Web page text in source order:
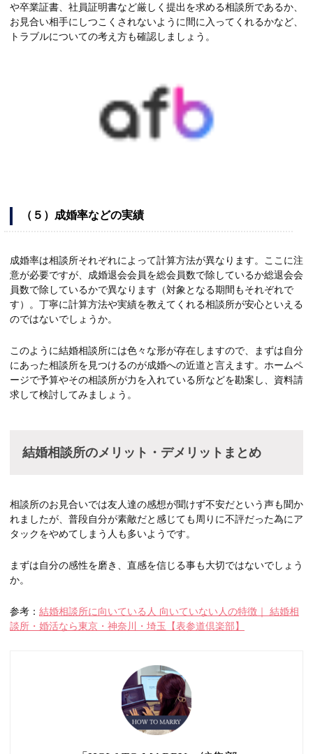
や卒業証書、社員証明書など厳しく提出を求める相談所であるか、
お見合い相手にしつこくされないように間に入ってくれるかなど、
トラブルについての考え方も確認しましょう。
（５）成婚率などの実績
成婚率は相談所それぞれによって計算方法が異なります。ここに注
意が必要ですが、成婚退会会員を総会員数で除しているか総退会会
員数で除しているかで異なります（対象となる期間もそれぞれで
す）。丁寧に計算方法や実績を教えてくれる相談所が安心といえる
のではないでしょうか。
このように結婚相談所には色々な形が存在しますので、まずは自分
にあった相談所を見つけるのが成婚への近道と言えます。ホームペ
ージで予算やその相談所が力を入れている所などを勘案し、資料請
求して検討してみましょう。
結婚相談所のメリット・デメリットまとめ
相談所のお見合いでは友人達の感想が聞けず不安だという声も聞か
れましたが、普段自分が素敵だと感じても周りに不評だった為にア
タックをやめてしまう人も多いようです。
まずは自分の感性を磨き、直感を信じる事も大切ではないでしょう
か。
参考： 結婚相談所に向いている人 向いていない人の特徴｜ 結婚相
談所・婚活なら東京・神奈川・埼玉【表参道倶楽部】